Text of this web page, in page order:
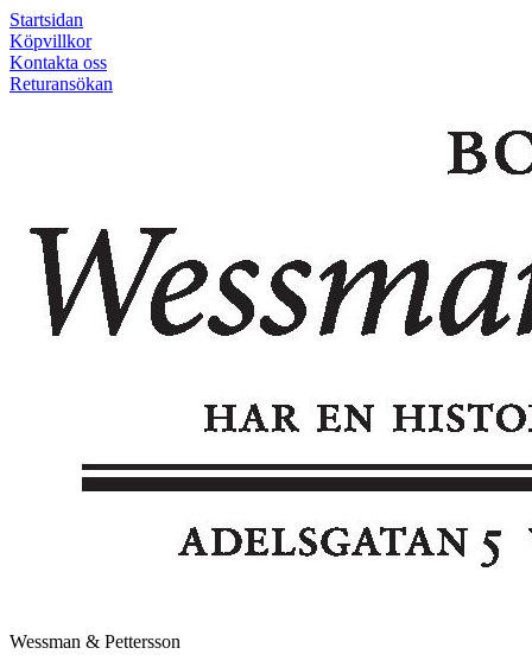
Startsidan
Köpvillkor
Kontakta oss
Returansökan
Wessman & Pettersson